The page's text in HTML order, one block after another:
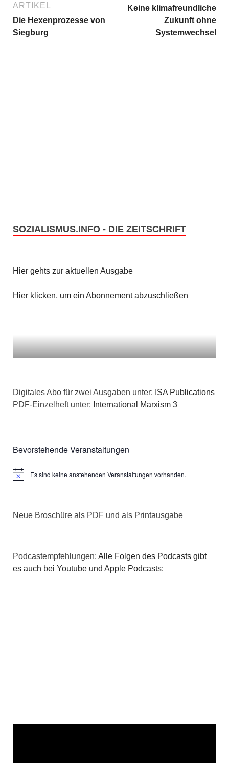
ARTIKEL
Die Hexenprozesse von
Siegburg
Keine klimafreundliche
Zukunft ohne
Systemwechsel
SOZIALISMUS.INFO - DIE ZEITSCHRIFT
Hier gehts zur aktuellen Ausgabe
Hier klicken, um ein Abonnement abzuschließen
Digitales Abo für zwei Ausgaben unter: ISA Publications
PDF-Einzelheft unter: International Marxism 3
Bevorstehende Veranstaltungen
HinweisEs sind keine anstehenden Veranstaltungen vorhanden.
Neue Broschüre als PDF und als Printausgabe
Podcastempfehlungen: Alle Folgen des Podcasts gibt
es auch bei Youtube und Apple Podcasts: